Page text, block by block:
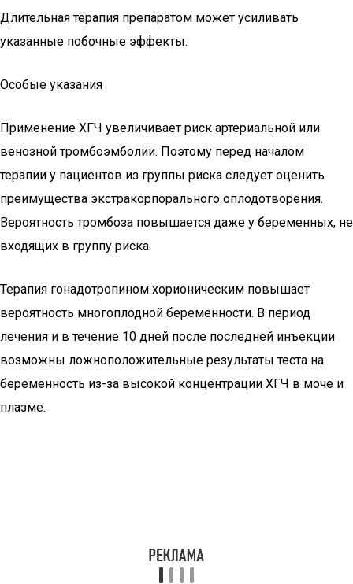
Длительная терапия препаратом может усиливать
указанные побочные эффекты.
Особые указания
Применение ХГЧ увеличивает риск артериальной или
венозной тромбоэмболии. Поэтому перед началом
терапии у пациентов из группы риска следует оценить
преимущества экстракорпорального оплодотворения.
Вероятность тромбоза повышается даже у беременных, не
входящих в группу риска.
Терапия гонадотропином хорионическим повышает
вероятность многоплодной беременности. В период
лечения и в течение 10 дней после последней инъекции
возможны ложноположительные результаты теста на
беременность из-за высокой концентрации ХГЧ в моче и
плазме.